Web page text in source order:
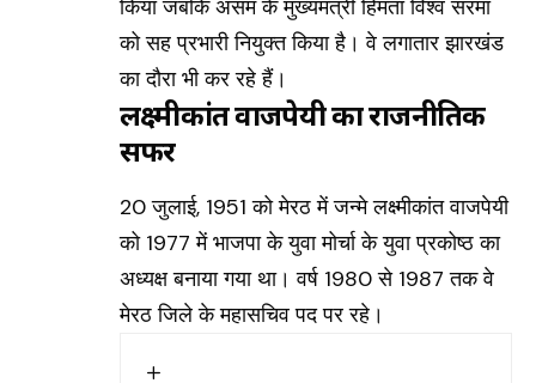
किया जबकि असम के मुख्यमंत्री हिमंता विश्व सरमा
को सह प्रभारी नियुक्त किया है। वे लगातार झारखंड
का दौरा भी कर रहे हैं।
लक्ष्मीकांत वाजपेयी का राजनीतिक
सफर
20 जुलाई, 1951 को मेरठ में जन्मे लक्ष्मीकांत वाजपेयी
को 1977 में भाजपा के युवा मोर्चा के युवा प्रकोष्ठ का
अध्यक्ष बनाया गया था। वर्ष 1980 से 1987 तक वे
मेरठ जिले के महासचिव पद पर रहे।